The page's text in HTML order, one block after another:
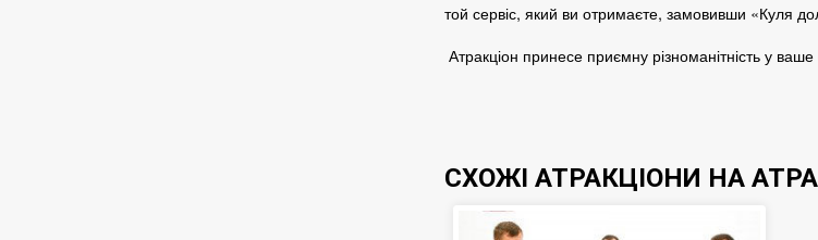
той сервіс, який ви отримаєте, замовивши «Куля
Атракціон принесе приємну різноманітність у ваше
СХОЖІ АТРАКЦІОНИ НА